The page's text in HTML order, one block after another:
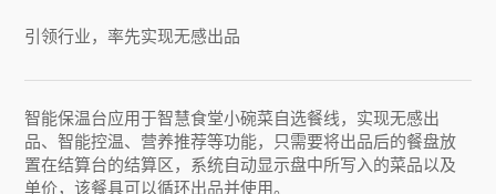
引领行业，率先实现无感出品
智能保温台应用于智慧食堂小碗菜自选餐线，实现无感出
品、智能控温、营养推荐等功能，只需要将出品后的餐盘放
置在结算台的结算区，系统自动显示盘中所写入的菜品以及
单价，该餐具可以循环出品并使用。